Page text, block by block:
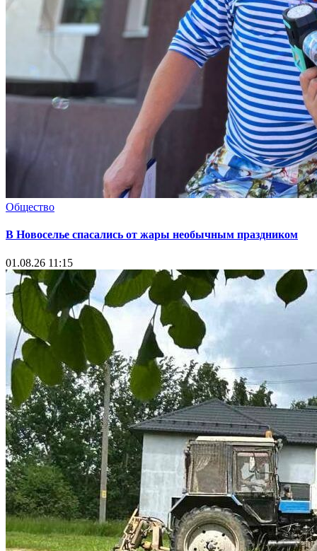
Общество
В Новоселье спасались от жары необычным праздником
01.08.26 11:15